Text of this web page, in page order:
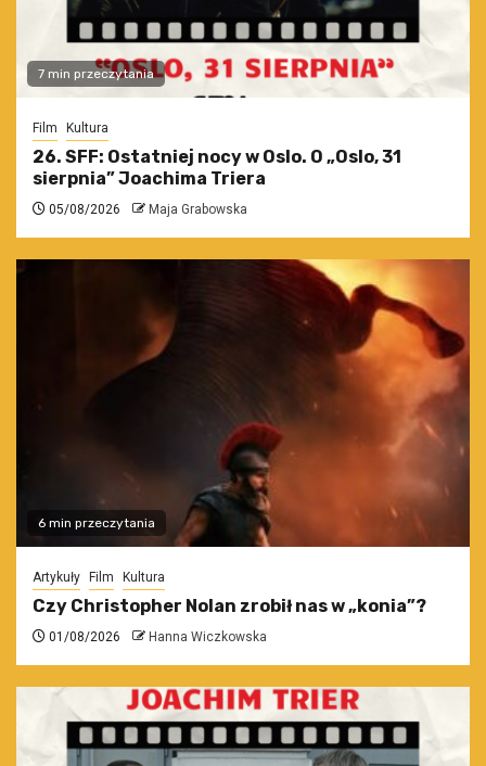
7 min przeczytania
Film Kultura
26. SFF: Ostatniej nocy w Oslo. O „Oslo, 31
sierpnia” Joachima Triera
05/08/2026 Maja Grabowska
6 min przeczytania
Artykuły Film Kultura
Czy Christopher Nolan zrobił nas w „konia”?
01/08/2026 Hanna Wiczkowska